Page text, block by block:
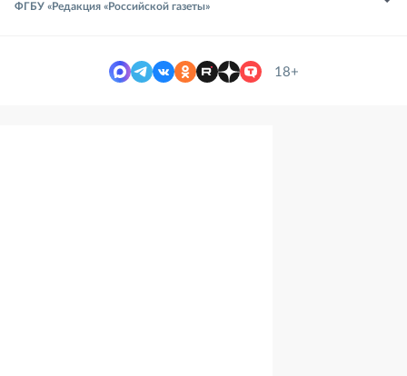
ФГБУ «Редакция «Российской газеты»
18+